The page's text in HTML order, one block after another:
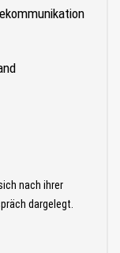
nach ihrer
dargelegt.